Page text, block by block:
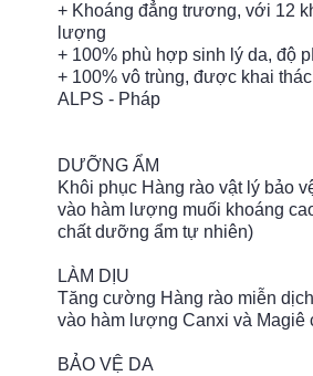
+ Khoáng đẳng trương, với 12
lượng​
+ 100% phù hợp sinh lý da, độ
+ 100% vô trùng, được khai
ALPS - Pháp
DƯỠNG ẨM
Khôi phục Hàng rào vật lý bảo
vào hàm lượng muối khoáng
chất dưỡng ẩm tự nhiên)
LÀM DỊU
Tăng cường Hàng rào miễn
vào hàm lượng Canxi và Magiê
BẢO VỆ DA